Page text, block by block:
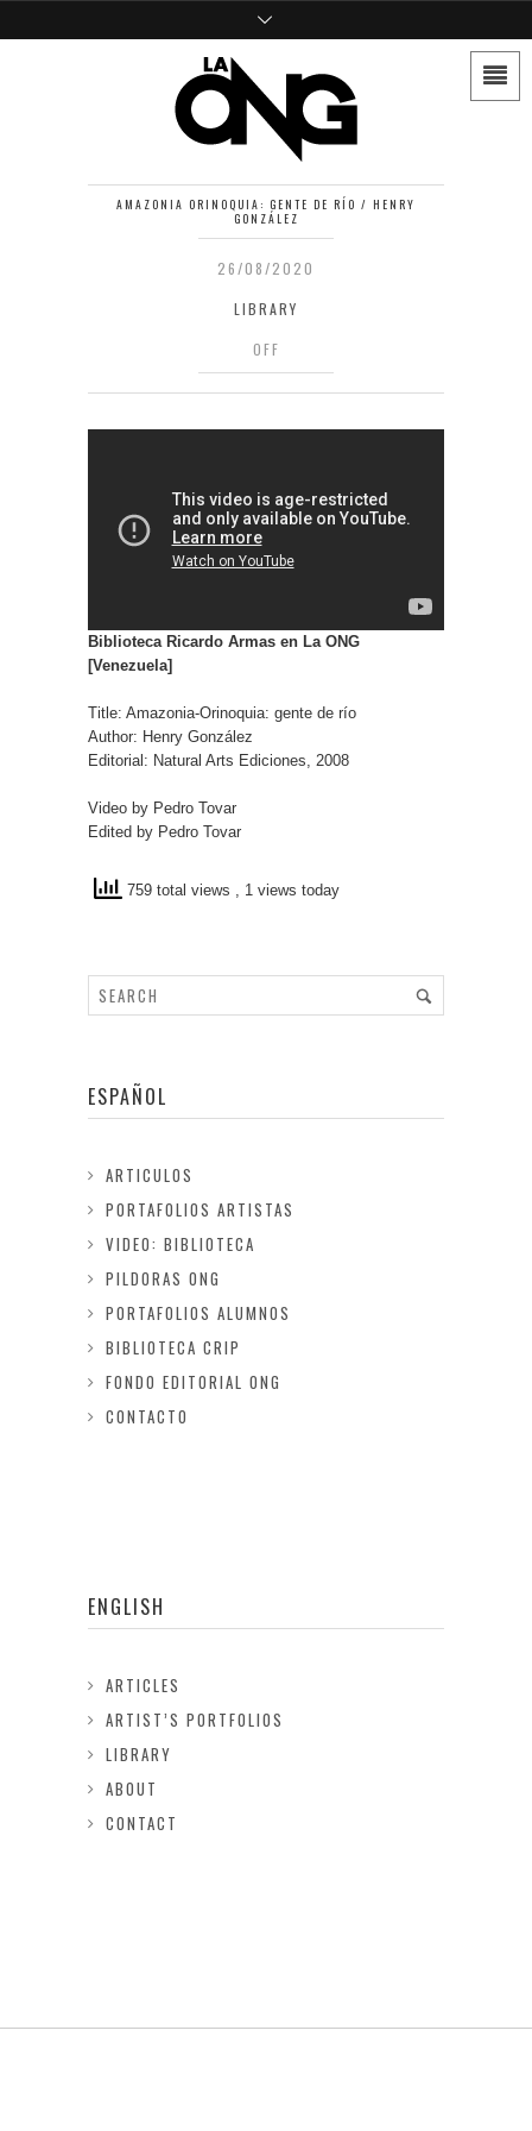
AMAZONIA ORINOQUIA: GENTE DE RÍO / HENRY
GONZÁLEZ
26/08/2020
LIBRARY
OFF
Biblioteca Ricardo Armas en La ONG
[Venezuela]
Title: Amazonia-Orinoquia: gente de río
Author: Henry González
Editorial: Natural Arts Ediciones, 2008
Video by Pedro Tovar
Edited by Pedro Tovar
759 total views , 1 views today
ESPAÑOL
ARTICULOS
PORTAFOLIOS ARTISTAS
VIDEO: BIBLIOTECA
PILDORAS ONG
PORTAFOLIOS ALUMNOS
BIBLIOTECA CRIP
FONDO EDITORIAL ONG
CONTACTO
ENGLISH
ARTICLES
ARTIST’S PORTFOLIOS
LIBRARY
ABOUT
CONTACT